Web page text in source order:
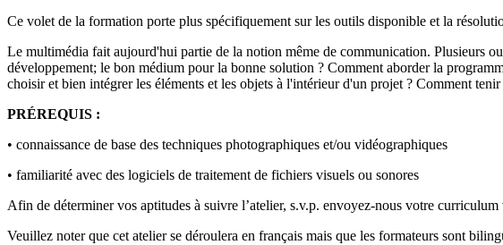
Ce volet de la formation porte plus spécifiquement sur les outils disponible et la
Le multimédia fait aujourd'hui partie de la notion même de communication. Plusieurs
développement; le bon médium pour la bonne solution ? Comment aborder la
choisir et bien intégrer les éléments et les objets à l'intérieur d'un projet ? Comment
PRÉREQUIS :
• connaissance de base des techniques photographiques et/ou vidéographiques
• familiarité avec des logiciels de traitement de fichiers visuels ou sonores
Afin de déterminer vos aptitudes à suivre l’atelier, s.v.p. envoyez-nous votre
Veuillez noter que cet atelier se déroulera en français mais que les formateurs sont